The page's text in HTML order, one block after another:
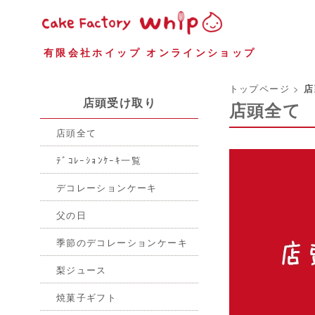
有限会社ホイップ オンラインショップ
店頭受け取り
店頭全て
ﾃﾞｺﾚｰｼｮﾝｹｰｷ一覧
デコレーションケーキ
父の日
季節のデコレーションケーキ
梨ジュース
焼菓子ギフト
トップページ >
店頭全て